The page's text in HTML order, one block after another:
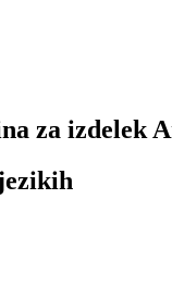
za izdelek